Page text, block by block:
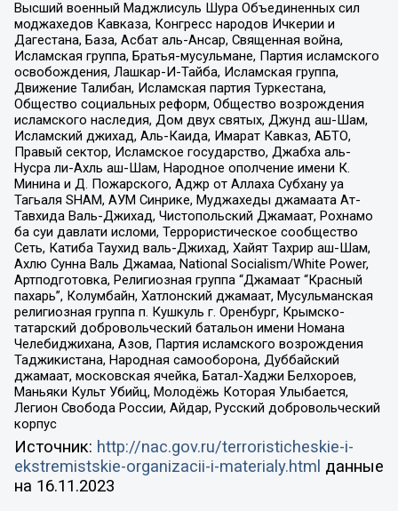
Высший военный Маджлисуль Шура Объединенных сил
моджахедов Кавказа, Конгресс народов Ичкерии и
Дагестана, База, Асбат аль-Ансар, Священная война,
Исламская группа, Братья-мусульмане, Партия исламского
освобождения, Лашкар-И-Тайба, Исламская группа,
Движение Талибан, Исламская партия Туркестана,
Общество социальных реформ, Общество возрождения
исламского наследия, Дом двух святых, Джунд аш-Шам,
Исламский джихад, Аль-Каида, Имарат Кавказ, АБТО,
Правый сектор, Исламское государство, Джабха аль-
Нусра ли-Ахль аш-Шам, Народное ополчение имени К.
Минина и Д. Пожарского, Аджр от Аллаха Субхану уа
Тагьаля SHAM, АУМ Синрике, Муджахеды джамаата Ат-
Тавхида Валь-Джихад, Чистопольский Джамаат, Рохнамо
ба суи давлати исломи, Террористическое сообщество
Сеть, Катиба Таухид валь-Джихад, Хайят Тахрир аш-Шам,
Ахлю Сунна Валь Джамаа, National Socialism/White Power,
Артподготовка, Религиозная группа “Джамаат “Красный
пахарь”, Колумбайн, Хатлонский джамаат, Мусульманская
религиозная группа п. Кушкуль г. Оренбург, Крымско-
татарский добровольческий батальон имени Номана
Челебиджихана, Азов, Партия исламского возрождения
Таджикистана, Народная самооборона, Дуббайский
джамаат, московская ячейка, Батал-Хаджи Белхороев,
Маньяки Культ Убийц, Молодёжь Которая Улыбается,
Легион Свобода России, Айдар, Русский добровольческий
корпус
Источник: http://nac.gov.ru/terroristicheskie-i-
ekstremistskie-organizacii-i-materialy.html данные
на 16.11.2023